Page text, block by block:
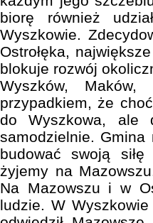
biorę również
Wyszkowie.
Ostrołęka,
blokuje rozwój
Wyszków,
przypadkiem, że
do Wyszkowa, ale
samodzielnie.
budować swoją
żyjemy na
Na Mazowszu i w
ludzie. W